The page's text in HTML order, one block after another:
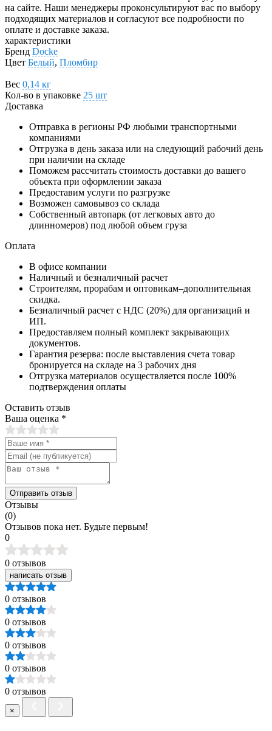
на сайте. Наши менеджеры проконсультируют вас по выбору
подходящих материалов и согласуют все подробности по
оплате и доставке заказа.
характеристики
Бренд Docke
Цвет Белый, Пломбир
Вес 0,14 кг
Кол-во в упаковке 25 шт
Доставка
Отправка в регионы РФ любыми транспортными
компаниями
Отгрузка в день заказа или на следующий рабочий день
при наличии на складе
Поможем рассчитать стоимость доставки до вашего
объекта при оформлении заказа
Предоставим услуги по разгрузке
Возможен самовывоз со склада
Собственный автопарк (от легковых авто до
длинномеров) под любой объем груза
Оплата
В офисе компании
Наличный и безналичный расчет
Строителям, прорабам и оптовикам–дополнительная
скидка.
Безналичный расчет с НДС (20%) для организаций и
ИП.
Предоставляем полный комплект закрывающих
документов.
Гарантия резерва: после выставления счета товар
бронируется на складе на 3 рабочих дня
Отгрузка материалов осуществляется после 100%
подтверждения оплаты
Оставить отзыв
Ваша оценка *
Отправить отзыв
Отзывы
(0)
Отзывов пока нет. Будьте первым!
0
0 отзывов
написать отзыв
0 отзывов
0 отзывов
0 отзывов
0 отзывов
0 отзывов
×